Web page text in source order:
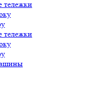
тележки
тележки